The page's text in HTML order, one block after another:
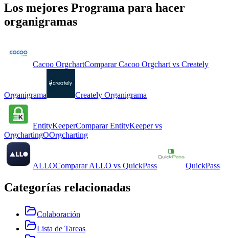
Los mejores Programa para hacer
organigramas
Cacoo OrgchartComparar Cacoo Orgchartvs Creately
Organigrama Creately Organigrama
EntityKeeperComparar EntityKeepervs
OrgchartingOOrgcharting
ALLOCompararALLO vs QuickPass QuickPass
Categorías relacionadas
Colaboración
Lista de Tareas